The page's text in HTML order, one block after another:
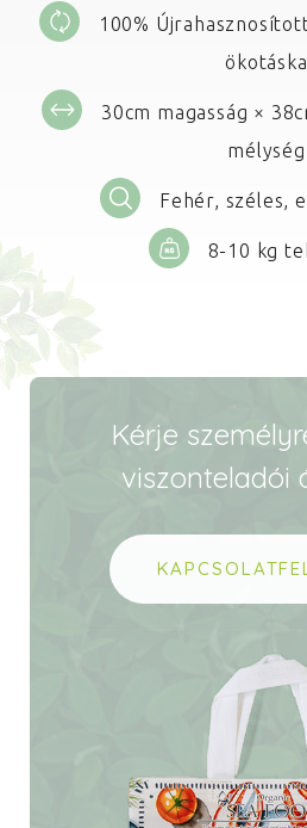
100%
ökotáska
30cm magasság ×
mélység
Fehér, széles,
8-10 kg
Kérje
viszonteladói